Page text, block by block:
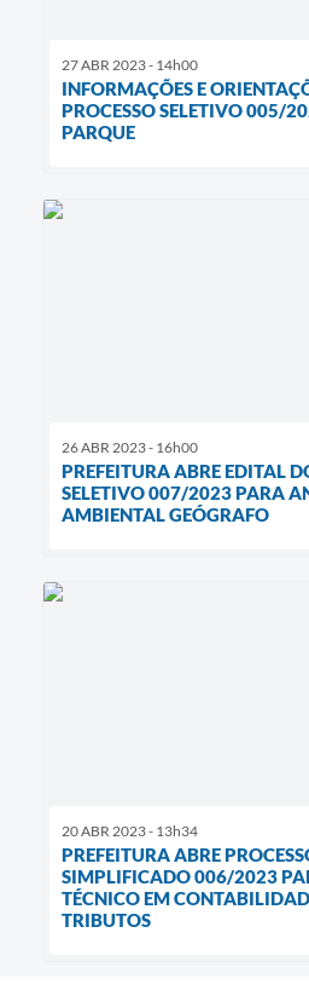
27 ABR 2023 - 14h00
INFORMAÇÕES E
PROCESSO SELETIVO 005/
PARQUE
26 ABR 2023 - 16h00
PREFEITURA ABRE EDITAL
SELETIVO 007/2023 PARA
AMBIENTAL GEÓGRAFO
20 ABR 2023 - 13h34
PREFEITURA ABRE
SIMPLIFICADO 006/2023
TÉCNICO EM
TRIBUTOS